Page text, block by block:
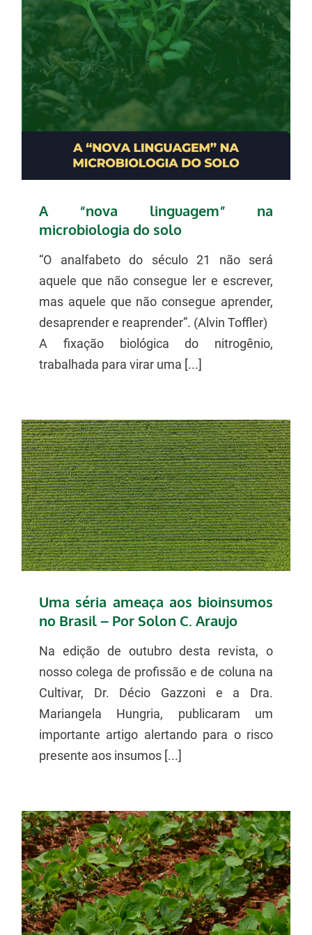
A “nova linguagem” na
microbiologia do solo
“O analfabeto do século 21 não será
aquele que não consegue ler e escrever,
mas aquele que não consegue aprender,
desaprender e reaprender”. (Alvin Toffler)
A fixação biológica do nitrogênio,
trabalhada para virar uma [...]
Uma séria ameaça aos bioinsumos
no Brasil – Por Solon C. Araujo
Na edição de outubro desta revista, o
nosso colega de profissão e de coluna na
Cultivar, Dr. Décio Gazzoni e a Dra.
Mariangela Hungria, publicaram um
importante artigo alertando para o risco
presente aos insumos [...]